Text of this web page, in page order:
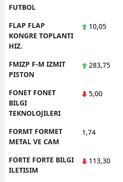
FUTBOL
FLAP FLAP
KONGRE TOPLANTI
HIZ.
10,05
FMIZP F-M IZMIT
PISTON
283,75
FONET FONET
BILGI
TEKNOLOJILERI
5,00
FORMT FORMET
METAL VE CAM
1,74
FORTE FORTE BILGI
ILETISIM
113,30